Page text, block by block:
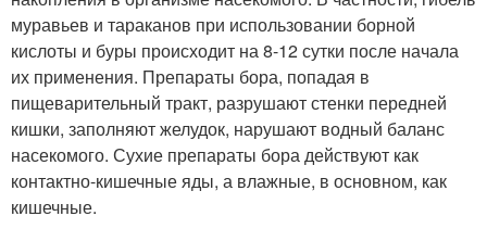
муравьев и тараканов при использовании борной
кислоты и буры происходит на 8-12 сутки после начала
их применения. Препараты бора, попадая в
пищеварительный тракт, разрушают стенки передней
кишки, заполняют желудок, нарушают водный баланс
насекомого. Сухие препараты бора действуют как
контактно-кишечные яды, а влажные, в основном, как
кишечные.